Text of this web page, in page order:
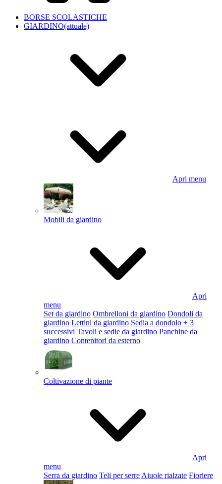
BORSE SCOLASTICHE
GIARDINO(attuale)
Apri menu
Mobili da giardino
Apri
menu
Set da giardino Ombrelloni da giardino Dondoli da
giardino Lettini da giardino Sedia a dondolo + 3
successivi Tavoli e sedie da giardino Panchine da
giardino Contenitori da esterno
Coltivazione di piante
Apri
menu
Serra da giardino Teli per serre Aiuole rialzate Fioriere